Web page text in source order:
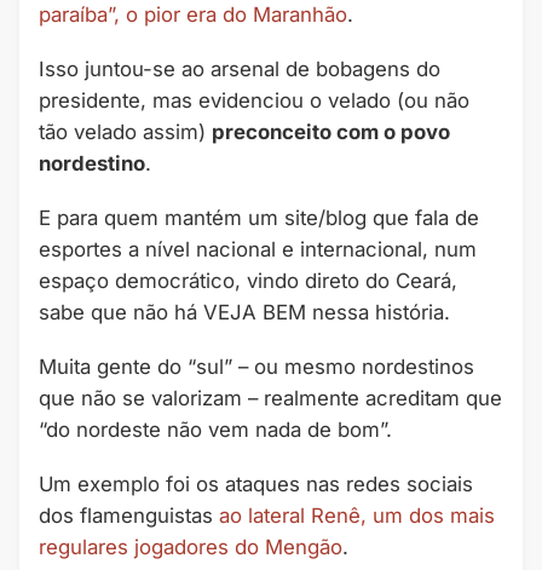
paraíba”, o pior era do Maranhão.
Isso juntou-se ao arsenal de bobagens do
presidente, mas evidenciou o velado (ou não
tão velado assim) preconceito com o povo
nordestino.
E para quem mantém um site/blog que fala de
esportes a nível nacional e internacional, num
espaço democrático, vindo direto do Ceará,
sabe que não há VEJA BEM nessa história.
Muita gente do “sul” – ou mesmo nordestinos
que não se valorizam – realmente acreditam que
“do nordeste não vem nada de bom”.
Um exemplo foi os ataques nas redes sociais
dos flamenguistas ao lateral Renê, um dos mais
regulares jogadores do Mengão.